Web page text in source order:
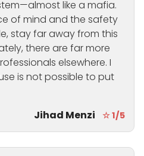
like a mafia.
of mind and the safety
stay far away from this
there are far more
elsewhere. I
is not possible to put
Jihad Menzi
☆ 1/5